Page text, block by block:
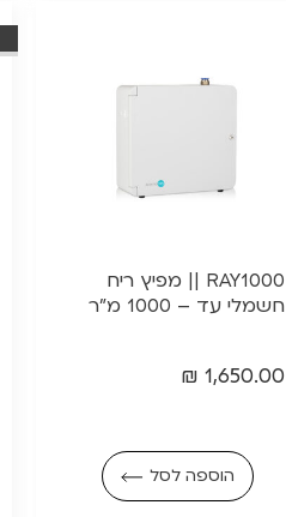
RAY1000 || מפיץ ריח
חשמלי עד – 1000 מ"ר
1,650.00
₪
הוספה לסל